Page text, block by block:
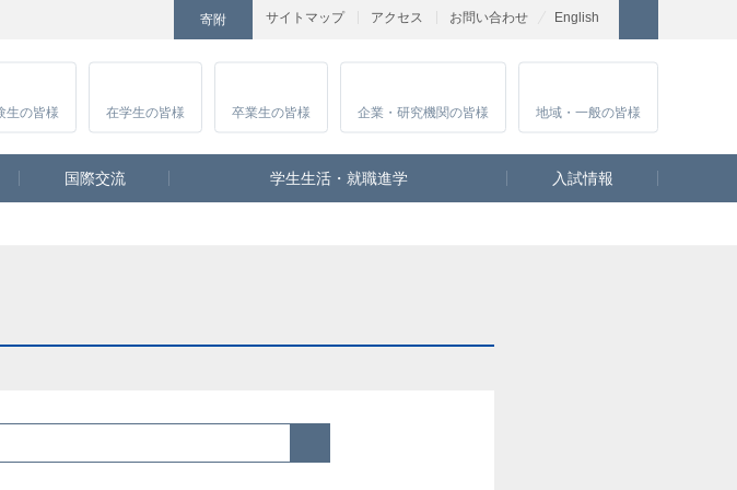
サイトマップ アクセス お問い合わせ
寄附 English
Instagram
生の皆様 在学生の皆様 卒業生の皆様 企業・研究機関の皆様 地域・一般の皆様
国際交流 学生生活・就職進学 入試情報